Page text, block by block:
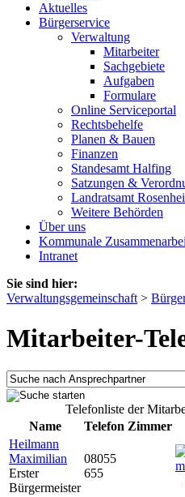
Aktuelles
Bürgerservice
Verwaltung
Mitarbeiter
Sachgebiete
Aufgaben
Formulare
Online Serviceportal
Rechtsbehelfe
Planen & Bauen
Finanzen
Standesamt Halfing
Satzungen &
Landratsamt
Weitere Behörden
Über uns
Kommunale
Intranet
Sie sind hier:
Verwaltungsgemeinschaft >
Mitarbeiter-
Telefonliste der
Name
Telefon Zimmer
Heilmann
Maximilian
Erster
Bürgermeister
08055
655